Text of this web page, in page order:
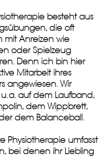
besteht aus
die oft
mit Anreizen wie
oder Spielzeug
Denn ich bin hier
Mitarbeit ihres
angewiesen. Wir
auf dem Laufband,
dem Wippbrett,
dem Balanceball.
Physiotherapie umfasst
bei denen ihr Liebling